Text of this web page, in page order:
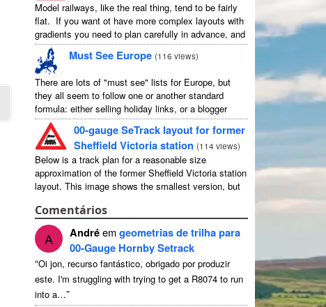
Model railways, like the real thing, tend to be fairly
flat. If you want ot have more complex layouts with
gradients you need to plan carefully in advance, and
avoid the temptation to create an ...
Must See Europe (116 views)
There are lots of "must see" lists for Europe, but
they all seem to follow one or another standard
formula: either selling holiday links, or a blogger
picking out their favourites in their own country ...
00-gauge SeTrack layout for former
Sheffield Victoria station (114 views)
Below is a track plan for a reasonable size
approximation of the former Sheffield Victoria station
layout. This image shows the smallest version, but
Comentários
A Andréemgeometrias de trilha para
00-Gauge Hornby Setrack
“Oi jon, recurso fantástico, obrigado por produzir
este. I'm struggling with trying to get a R8074 to run
into a…”